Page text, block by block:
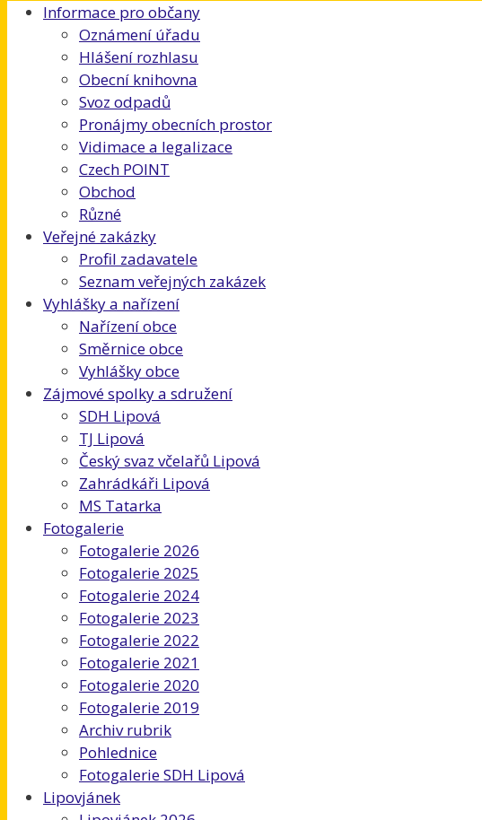
Informace pro občany
Oznámení úřadu
Hlášení rozhlasu
Obecní knihovna
Svoz odpadů
Pronájmy obecních prostor
Vidimace a legalizace
Czech POINT
Obchod
Různé
Veřejné zakázky
Profil zadavatele
Seznam veřejných zakázek
Vyhlášky a nařízení
Nařízení obce
Směrnice obce
Vyhlášky obce
Zájmové spolky a sdružení
SDH Lipová
TJ Lipová
Český svaz včelařů Lipová
Zahrádkáři Lipová
MS Tatarka
Fotogalerie
Fotogalerie 2026
Fotogalerie 2025
Fotogalerie 2024
Fotogalerie 2023
Fotogalerie 2022
Fotogalerie 2021
Fotogalerie 2020
Fotogalerie 2019
Archiv rubrik
Pohlednice
Fotogalerie SDH Lipová
Lipovjánek